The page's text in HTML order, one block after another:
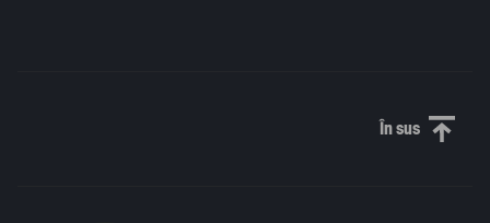
În susDerulați